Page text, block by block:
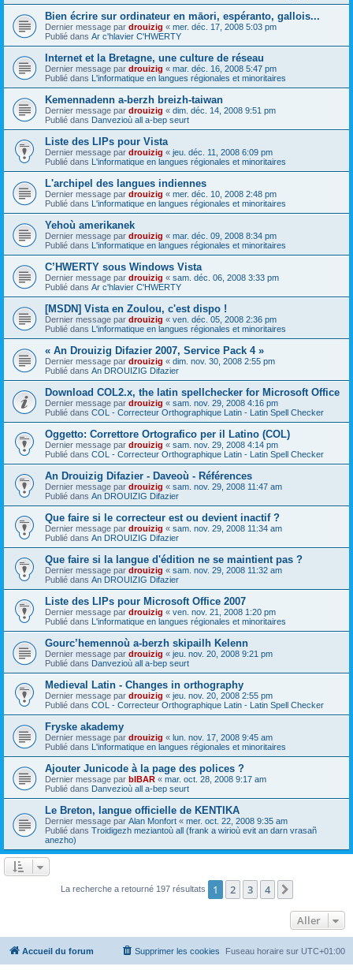
Bien écrire sur ordinateur en māori, espéranto, gallois...
Dernier message par drouizig « mer. déc. 17, 2008 5:03 pm
Publié dans Ar c'hlavier C'HWERTY
Internet et la Bretagne, une culture de réseau
Dernier message par drouizig « mar. déc. 16, 2008 5:47 pm
Publié dans L'informatique en langues régionales et minoritaires
Kemennadenn a-berzh breizh-taiwan
Dernier message par drouizig « dim. déc. 14, 2008 9:51 pm
Publié dans Danvezioù all a-bep seurt
Liste des LIPs pour Vista
Dernier message par drouizig « jeu. déc. 11, 2008 6:09 pm
Publié dans L'informatique en langues régionales et minoritaires
L'archipel des langues indiennes
Dernier message par drouizig « mer. déc. 10, 2008 2:48 pm
Publié dans L'informatique en langues régionales et minoritaires
Yehoù amerikanek
Dernier message par drouizig « mar. déc. 09, 2008 8:34 pm
Publié dans L'informatique en langues régionales et minoritaires
C’HWERTY sous Windows Vista
Dernier message par drouizig « sam. déc. 06, 2008 3:33 pm
Publié dans Ar c'hlavier C'HWERTY
[MSDN] Vista en Zoulou, c'est dispo !
Dernier message par drouizig « ven. déc. 05, 2008 2:36 pm
Publié dans L'informatique en langues régionales et minoritaires
« An Drouizig Difazier 2007, Service Pack 4 »
Dernier message par drouizig « dim. nov. 30, 2008 2:55 pm
Publié dans An DROUIZIG Difazier
Download COL2.x, the latin spellchecker for Microsoft Office
Dernier message par drouizig « sam. nov. 29, 2008 4:16 pm
Publié dans COL - Correcteur Orthographique Latin - Latin Spell Checker
Oggetto: Correttore Ortografico per il Latino (COL)
Dernier message par drouizig « sam. nov. 29, 2008 4:14 pm
Publié dans COL - Correcteur Orthographique Latin - Latin Spell Checker
An Drouizig Difazier - Daveoù - Références
Dernier message par drouizig « sam. nov. 29, 2008 11:47 am
Publié dans An DROUIZIG Difazier
Que faire si le correcteur est ou devient inactif ?
Dernier message par drouizig « sam. nov. 29, 2008 11:34 am
Publié dans An DROUIZIG Difazier
Que faire si la langue d'édition ne se maintient pas ?
Dernier message par drouizig « sam. nov. 29, 2008 11:32 am
Publié dans An DROUIZIG Difazier
Liste des LIPs pour Microsoft Office 2007
Dernier message par drouizig « ven. nov. 21, 2008 1:20 pm
Publié dans L'informatique en langues régionales et minoritaires
Gourc’hemennoù a-berzh skipailh Kelenn
Dernier message par drouizig « jeu. nov. 20, 2008 9:21 pm
Publié dans Danvezioù all a-bep seurt
Medieval Latin - Changes in orthography
Dernier message par drouizig « jeu. nov. 20, 2008 2:55 pm
Publié dans COL - Correcteur Orthographique Latin - Latin Spell Checker
Fryske akademy
Dernier message par drouizig « lun. nov. 17, 2008 9:45 am
Publié dans L'informatique en langues régionales et minoritaires
Ajouter Junicode à la page des polices ?
Dernier message par bIBAR « mar. oct. 28, 2008 9:17 am
Publié dans Danvezioù all a-bep seurt
Le Breton, langue officielle de KENTIKA
Dernier message par Alan Monfort « mer. oct. 22, 2008 9:35 am
Publié dans Troidigezh meziantoù all (frank a wirioù evit an darn vrasañ
anezho)
La recherche a retourné 197 résultats 1 2 3 4
Aller
Accueil du forum Fuseau horaire sur UTC+01:00
Supprimer les cookies